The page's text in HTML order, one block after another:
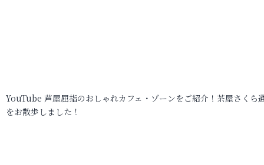
YouTube 芦屋屈指のおしゃれカフェ・ゾーンをご紹介！茶屋さくら
をお散歩しました！